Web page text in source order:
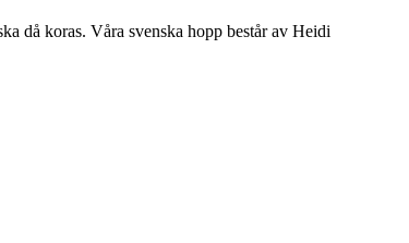
då koras. Våra svenska hopp består av Heidi